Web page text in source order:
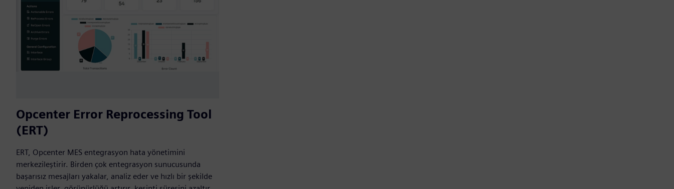
Opcenter Error Reprocessing Tool
(ERT)
ERT, Opcenter MES entegrasyon hata yönetimini
merkezileştirir. Birden çok entegrasyon sunucusunda
başarısız mesajları yakalar, analiz eder ve hızlı bir şekilde